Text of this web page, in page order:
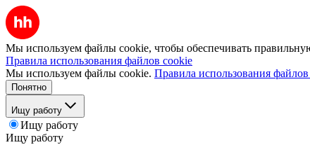
Мы используем файлы cookie, чтобы обеспечивать
Правила использования файлов cookie
Мы используем файлы cookie. Правила использования
Понятно
Ищу работу
Ищу работу
Ищу работу